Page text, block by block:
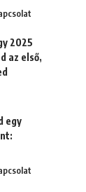
2025
az első,
egy